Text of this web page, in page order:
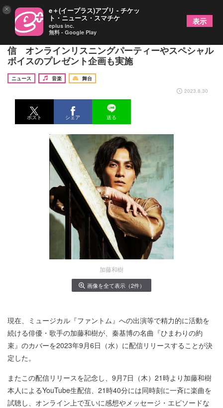
加藤和樹、秦基博の「ひまわりの約束」カバーを配
信 オンラインリスニングパーティーやスペシャル
ボイスのプレゼント企画も実施
ニュース 音楽
舞台
2023.8.30
ポスト シェア 送る
加藤和樹
画像を全て表示（2件）
現在、ミュージカル『ファントム』への出演等で精力的に活動を
続ける俳優・歌手の加藤和樹が、秦基博の名曲『ひまわりの約
束』のカバーを2023年9月6日（水）に配信リリースすることが決
定した。
またこの配信リリースを記念し、9月7日（木）21時より加藤和樹
本人によるYouTube生配信、21時40分には同時刻に一斉に楽曲を
試聴し、オンライン上で互いに感想やメッセージ・エピソードな
× e＋(イープラス)アプリ - チケッ
ト・ニュース・スマチケ
eplus inc.
無料 - Google Play
表示